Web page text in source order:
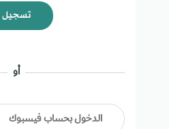
تسجيل
أو
الدخول بحساب فيسبوك